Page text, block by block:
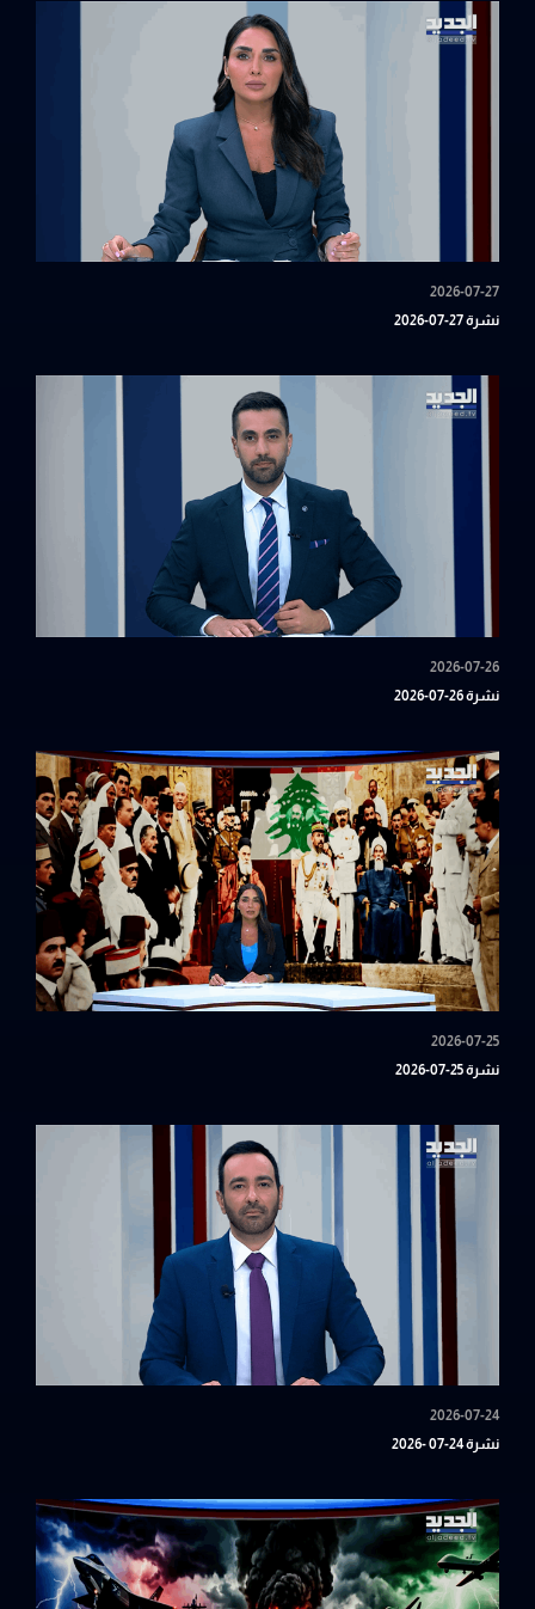
2026-07-27
نشرة 27-07-2026
2026-07-26
نشرة 26-07-2026
2026-07-25
نشرة 25-07-2026
2026-07-24
نشرة 24-07 -2026